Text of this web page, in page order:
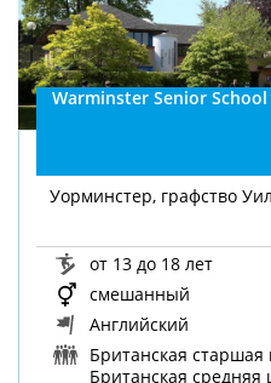
Warminster Senior School
Уорминстер, графство
от 13 до 18 лет
смешанный
Английский
Британская старшая
Британская средняя